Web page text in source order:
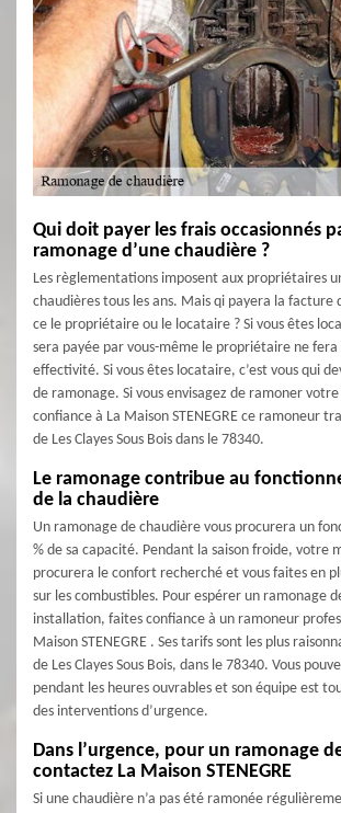
Qui doit payer les frais occasionnés
ramonage d’une chaudière ?
Les règlementations imposent aux propriétaires
chaudières tous les ans. Mais qi payera la facture
ce le propriétaire ou le locataire ? Si vous êtes
sera payée par vous-même le propriétaire ne
effectivité. Si vous êtes locataire, c’est vous qui
de ramonage. Si vous envisagez de ramoner
confiance à La Maison STENEGRE ce ramoneur
de Les Clayes Sous Bois dans le 78340.
Le ramonage contribue au
de la chaudière
Un ramonage de chaudière vous procurera un
% de sa capacité. Pendant la saison froide, votre
procurera le confort recherché et vous faites en
sur les combustibles. Pour espérer un ramonage
installation, faites confiance à un ramoneur
Maison STENEGRE . Ses tarifs sont les plus
de Les Clayes Sous Bois, dans le 78340. Vous
pendant les heures ouvrables et son équipe est
des interventions d’urgence.
Dans l’urgence, pour un ramonage
contactez La Maison STENEGRE
Si une chaudière n’a pas été ramonée